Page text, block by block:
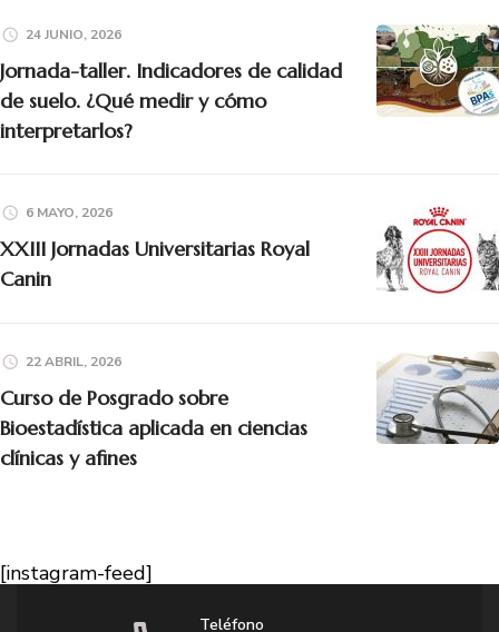
24 JUNIO, 2026
Jornada-taller. Indicadores de calidad
de suelo. ¿Qué medir y cómo
interpretarlos?
6 MAYO, 2026
XXIII Jornadas Universitarias Royal
Canin
22 ABRIL, 2026
Curso de Posgrado sobre
Bioestadística aplicada en ciencias
clínicas y afines
[instagram-feed]
Teléfono